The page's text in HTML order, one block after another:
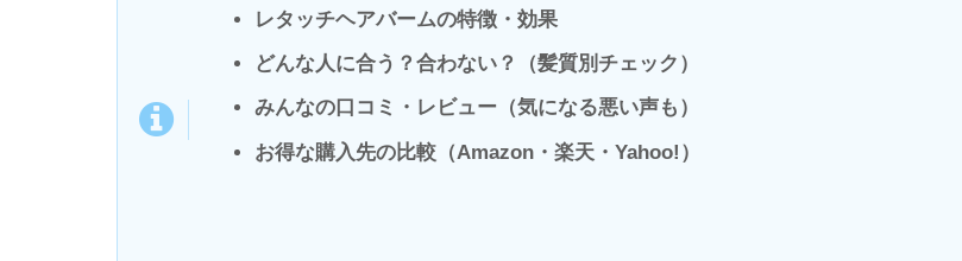
レタッチヘアバームの特徴・効果
どんな人に合う？合わない？（髪質別チェック）
みんなの口コミ・レビュー（気になる悪い声も）
お得な購入先の比較（Amazon・楽天・Yahoo!）